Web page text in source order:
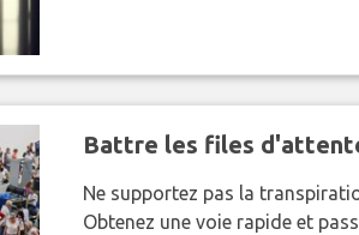
Battre les files
Ne supportez pas la
Obtenez une voie rapide et